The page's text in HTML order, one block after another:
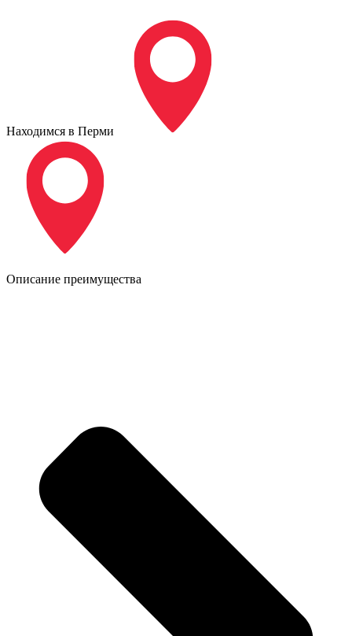
Находимся в Перми
Описание преимущества